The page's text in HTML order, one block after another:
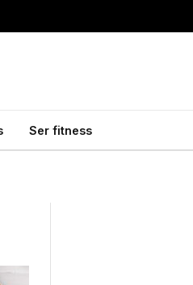
Ser fitness